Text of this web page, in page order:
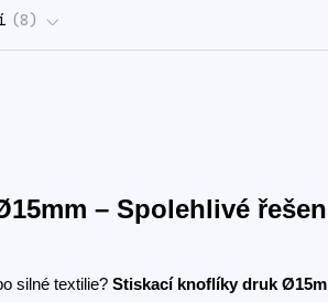
8
– Spolehlivé
silné textilie? Stiskací knoflíky druk